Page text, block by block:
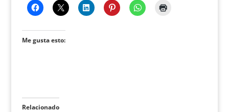
Me gusta esto:
Relacionado